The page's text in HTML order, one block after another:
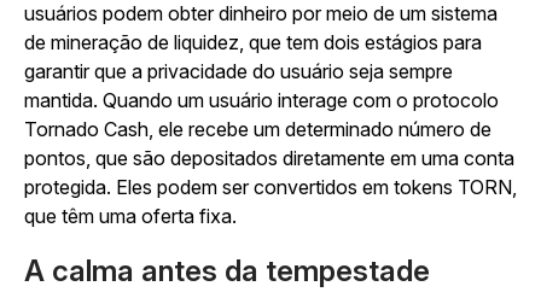
usuários podem obter dinheiro por meio de um sistema
de mineração de liquidez, que tem dois estágios para
garantir que a privacidade do usuário seja sempre
mantida. Quando um usuário interage com o protocolo
Tornado Cash, ele recebe um determinado número de
pontos, que são depositados diretamente em uma conta
protegida. Eles podem ser convertidos em tokens TORN,
que têm uma oferta fixa.
A calma antes da tempestade